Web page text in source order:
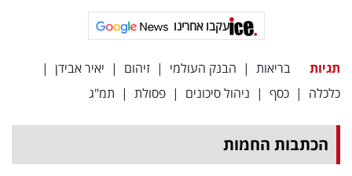
עקבו אחרינו
תגיות בריאות | הבנק העולמי | זיהום | יאיר אבידן |
כלכלה | כסף | ניהול סיכונים | פסולת | תמ"ג
הכתבות החמות